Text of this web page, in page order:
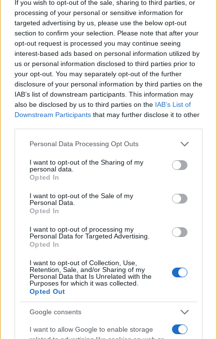
If you wish to opt-out of the sale, sharing to third parties, or
processing of your personal or sensitive information for
targeted advertising by us, please use the below opt-out
section to confirm your selection. Please note that after your
opt-out request is processed you may continue seeing
interest-based ads based on personal information utilized by
us or personal information disclosed to third parties prior to
your opt-out. You may separately opt-out of the further
disclosure of your personal information by third parties on the
IAB’s list of downstream participants. This information may
also be disclosed by us to third parties on the IAB’s List of
Downstream Participants that may further disclose it to other
Please note that this website/app uses one or more Google
not limited to your visit or usage behaviour. You may click to
grant or deny consent to Google and its third-party tags to
use your data for below specified purposes in below Google
consent section.
Personal Data Processing Opt Outs
I want to opt-out of the Sharing of my
personal data.
Opted In
I want to opt-out of the Sale of my
Personal Data.
Opted In
I want to opt-out of processing my
Personal Data for Targeted Advertising.
Opted In
I want to opt-out of Collection, Use,
Retention, Sale, and/or Sharing of my
Personal Data that Is Unrelated with the
Purposes for which it was collected.
Opted Out
Google consents
I want to allow Google to enable storage
decisioni più informate e sostenibili.
AUTORE
AiAdhubMedia
Continua a leggere
NEWS